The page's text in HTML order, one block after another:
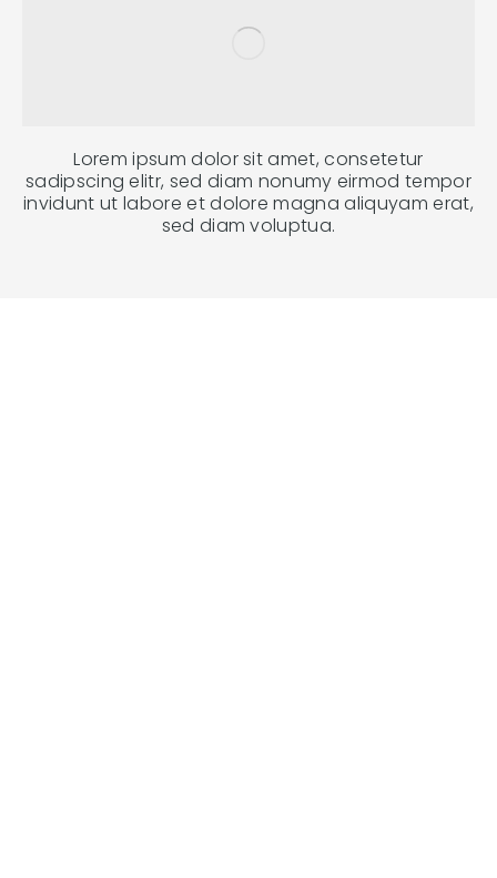
Lorem ipsum dolor sit amet, consetetur
sadipscing elitr, sed diam nonumy eirmod tempor
invidunt ut labore et dolore magna aliquyam erat,
sed diam voluptua.